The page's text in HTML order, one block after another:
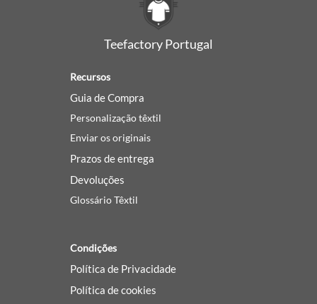
Teefactory Portugal
Recursos
Guia de Compra
Personalização têxtil
Enviar os originais
Prazos de entrega
Devoluções
Glossário Têxtil
Condições
Política de Privacidade
Política de cookies